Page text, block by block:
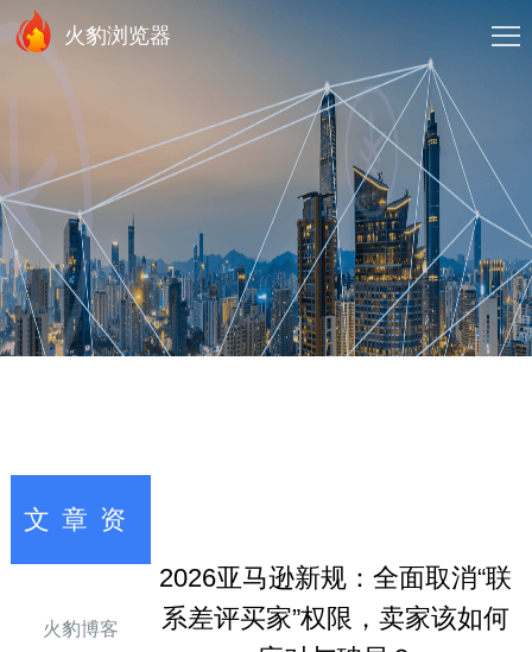
火豹浏览器
文章资
火豹博客
2026亚马逊新规：全面取消“联
系差评买家”权限，卖家该如何